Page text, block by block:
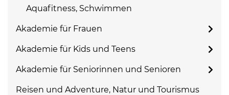
Aquafitness, Schwimmen
Akademie für Frauen
Akademie für Kids und Teens
Akademie für Seniorinnen und Senioren
Reisen und Adventure, Natur und Tourismus